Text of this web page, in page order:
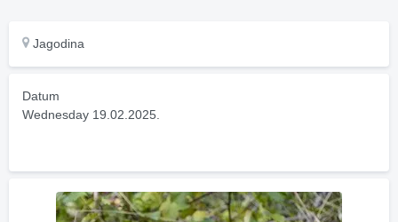
Jagodina
Datum
Wednesday 19.02.2025.